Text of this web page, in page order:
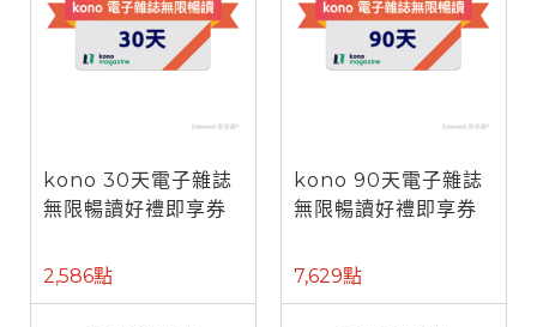
kono 30天電子雜誌
無限暢讀好禮即享券
2,586點
kono 90天電子雜誌
無限暢讀好禮即享券
7,629點